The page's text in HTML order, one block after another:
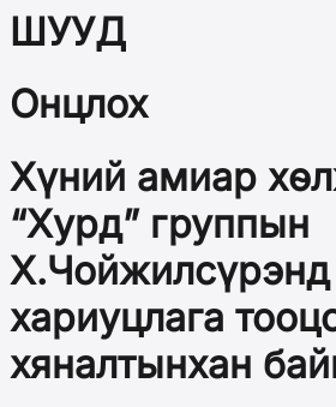
ШУУД
Онцлох
Хүний амиар
“Хурд” группын
Х.Чойжилсүрэнд
хариуцлага
хяналтынхан